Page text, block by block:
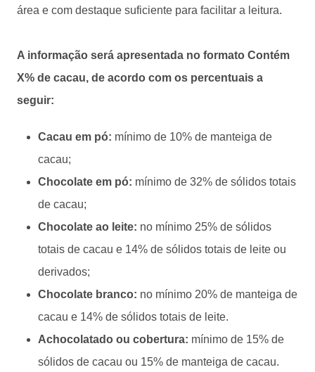
área e com destaque suficiente para facilitar a leitura.
A informação será apresentada no formato Contém
X% de cacau, de acordo com os percentuais a
seguir:
Cacau em pó: mínimo de 10% de manteiga de
cacau;
Chocolate em pó: mínimo de 32% de sólidos totais
de cacau;
Chocolate ao leite: no mínimo 25% de sólidos
totais de cacau e 14% de sólidos totais de leite ou
derivados;
Chocolate branco: no mínimo 20% de manteiga de
cacau e 14% de sólidos totais de leite.
Achocolatado ou cobertura: mínimo de 15% de
sólidos de cacau ou 15% de manteiga de cacau.